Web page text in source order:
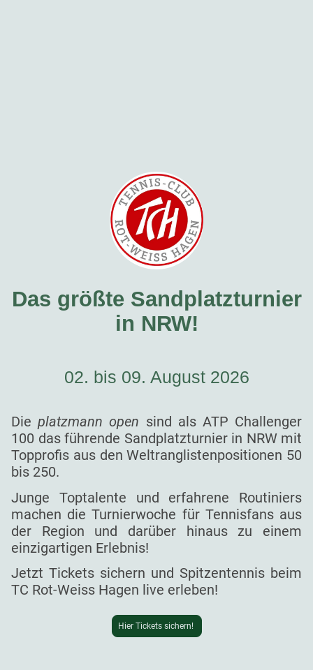
Das größte Sandplatzturnier
in NRW!
02. bis 09. August 2026
Dieplatzmann open sind als ATP Challenger
100 das führende Sandplatzturnier in NRW mit
Topprofis aus den Weltranglistenpositionen 50
bis 250.
Junge Toptalente und erfahrene Routiniers
machen die Turnierwoche für Tennisfans aus
der Region und darüber hinaus zu einem
einzigartigen Erlebnis!
Jetzt Tickets sichern und Spitzentennis beim
TC Rot-Weiss Hagen live erleben!
Hier Tickets sichern!